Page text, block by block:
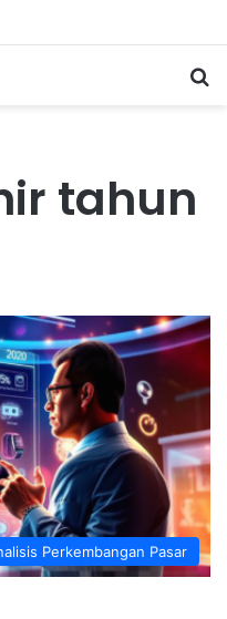
tahun
Perkembangan Pasar